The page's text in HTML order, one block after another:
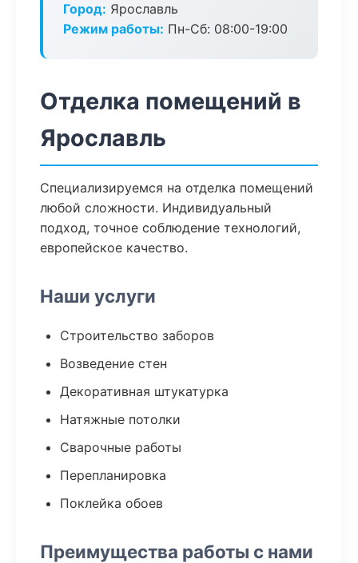
Город: Ярославль
Режим работы: Пн-Сб: 08:00-19:00
Отделка помещений в
Ярославль
Специализируемся на отделка помещений
любой сложности. Индивидуальный
подход, точное соблюдение технологий,
европейское качество.
Наши услуги
Строительство заборов
Возведение стен
Декоративная штукатурка
Натяжные потолки
Сварочные работы
Перепланировка
Поклейка обоев
Преимущества работы с нами